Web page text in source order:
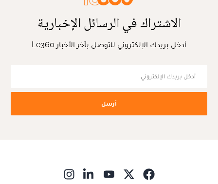
الاشتراك في الرسائل الإخبارية
أدخل بريدك الإلكتروني للتوصل بآخر الأخبار Le360
أرسل